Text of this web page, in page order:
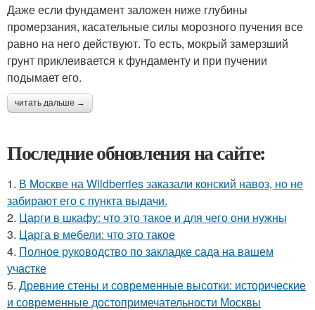
Даже если фундамент заложен ниже глубины
промерзания, касательные силы морозного пучения все
равно на него действуют. То есть, мокрый замерзший
грунт приклеивается к фундаменту и при пучении
подымает его.
читать дальше →
Последние обновления на сайте:
1. В Москве на Wildberries заказали конский навоз, но не
забирают его с пункта выдачи.
2. Царги в шкафу: что это такое и для чего они нужны
3. Царга в мебели: что это такое
4. Полное руководство по закладке сада на вашем
участке
5. Древние стены и современные высотки: исторические
и современные достопримечательности Москвы